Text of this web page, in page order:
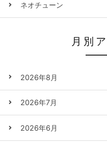
ネオチューン
月別
2026年8月
2026年7月
2026年6月